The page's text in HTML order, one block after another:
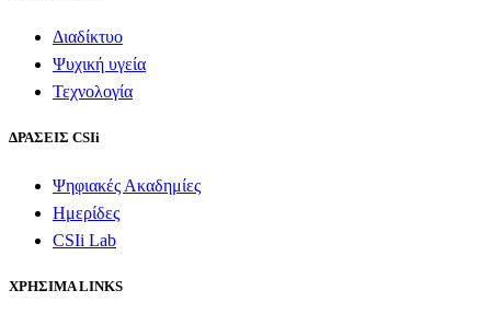
Διαδίκτυο
Ψυχική υγεία
Τεχνολογία
ΔΡΑΣΕΙΣ CSIi
Ψηφιακές Ακαδημίες
Ημερίδες
CSIi Lab
ΧΡΗΣΙΜΑ LINKS